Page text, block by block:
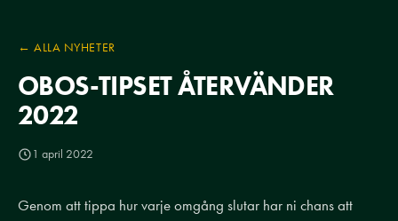
← ALLA NYHETER
OBOS-TIPSET ÅTERVÄNDER
2022
1 april 2022
Genom att tippa hur varje omgång slutar har ni chans att